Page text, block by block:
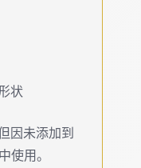
状
因未添加到
使用。